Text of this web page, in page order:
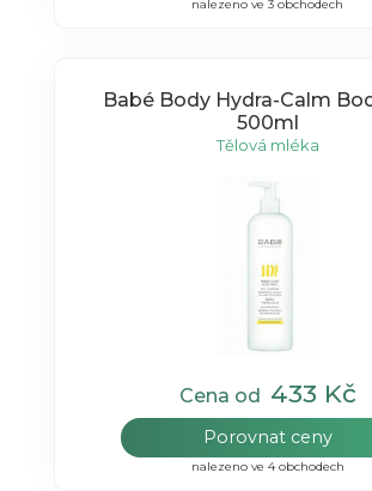
nalezeno ve 3 obchodech
Babé Body Hydra-Calm
500ml
Tělová mléka
Cena od 433 Kč
Porovnat ceny
nalezeno ve 4 obchodech